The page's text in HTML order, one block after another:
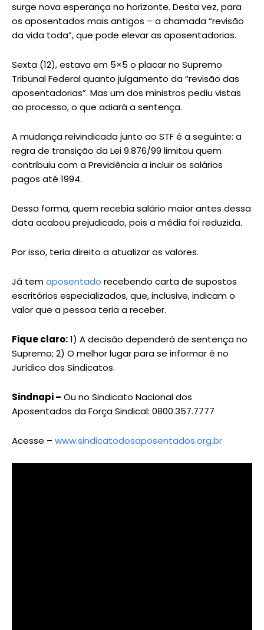
surge nova esperança no horizonte. Desta vez, para
os aposentados mais antigos – a chamada “revisão
da vida toda”, que pode elevar as aposentadorias.
Sexta (12), estava em 5×5 o placar no Supremo
Tribunal Federal quanto julgamento da “revisão das
aposentadorias”. Mas um dos ministros pediu vistas
ao processo, o que adiará a sentença.
A mudança reivindicada junto ao STF é a seguinte: a
regra de transição da Lei 9.876/99 limitou quem
contribuiu com a Previdência a incluir os salários
pagos até 1994.
Dessa forma, quem recebia salário maior antes dessa
data acabou prejudicado, pois a média foi reduzida.
Por isso, teria direito a atualizar os valores.
Já temaposentado recebendo carta de supostos
escritórios especializados, que, inclusive, indicam o
valor que a pessoa teria a receber.
Fique claro:1) A decisão dependerá de sentença no
Supremo; 2) O melhor lugar para se informar é no
Jurídico dos Sindicatos.
Sindnapi – Ou no Sindicato Nacional dos
Aposentados da Força Sindical: 0800.357.7777
Acesse – www.sindicatodosaposentados.org.br